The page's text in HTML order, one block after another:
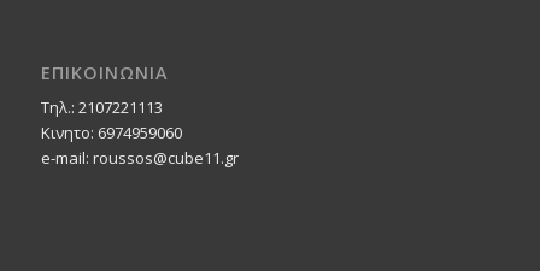
ΕΠΙΚΟΙΝΩΝΙΑ
Τηλ.: 2107221113
Κινητο: 6974959060
e-mail: roussos@cube11.gr